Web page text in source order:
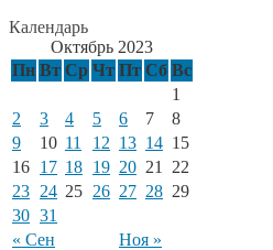
Календарь
Октябрь 2023
Пн Вт Ср Чт Пт Сб Вс
« Сен Ноя »
1
2
3 4 5 6 7
8
9
10 11 12 13 14 15
16 17 18 19 20 21
22
23 24 25 26 27 28 29
30 31